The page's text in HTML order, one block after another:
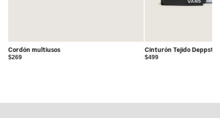
Cordón multiusos
$269
Cinturón Tejido Deppster
$499